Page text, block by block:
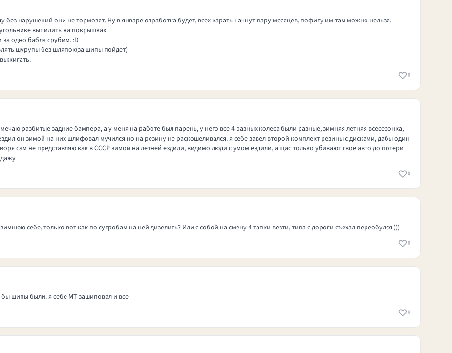
без нарушений они не тормозят. Ну в январе отработка будет, всех карать начнут пару месяцев, пофигу им там можно нельзя.
выпилить на покрышках
одно бабла срубим. :D
шурупы без шляпок(за шипы пойдет)
0
разбитые задние бампера, а у меня на работе был парень, у него все 4 разных колеса были разные, зимняя летняя всесезонка,
он зимой на них шлифовал мучился но на резину не раскошеливался. я себе завел второй комплект резины с дисками, дабы один
сам не представляю как в СССР зимой на летней ездили, видимо люди с умом ездили, а щас только убивают свое авто до потери
0
себе, только вот как по сугробам на ней дизелить? Или с собой на смену 4 тапки везти, типа с дороги съехал переобулся )))
0
шипы были. я себе МТ зашиповал и все
0